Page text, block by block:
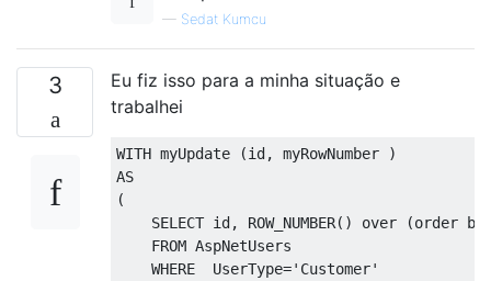
— Sedat Kumcu
3
Eu fiz isso para a minha situação e
trabalhei
WITH myUpdate (id, myRowNumber
)
AS
(
SELECT id, ROW_NUMBER() over (order by
FROM AspNetUsers
WHERE
  UserType
='Customer'